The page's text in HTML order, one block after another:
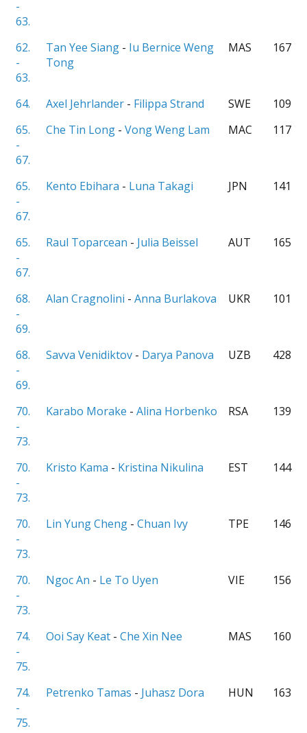
-
63.
62.
-
63.
Tan Yee Siang - Iu Bernice Weng
Tong
MAS 167
64. Axel Jehrlander - Filippa Strand SWE
109
65.
-
67.
Che Tin Long - Vong Weng Lam MAC 117
65.
-
67.
Kento Ebihara - Luna Takagi JPN 141
65.
-
67.
Raul Toparcean - Julia Beissel AUT 165
68.
-
69.
Alan Cragnolini - Anna Burlakova UKR 101
68.
-
69.
Savva Venidiktov - Darya Panova UZB 428
70.
-
73.
Karabo Morake - Alina Horbenko RSA 139
70.
-
73.
Kristo Kama - Kristina Nikulina EST 144
70.
-
73.
Lin Yung Cheng - Chuan Ivy TPE 146
70.
-
73.
Ngoc An - Le To Uyen VIE 156
74.
-
75.
Ooi Say Keat - Che Xin Nee MAS 160
74.
-
75.
Petrenko Tamas - Juhasz Dora HUN 163